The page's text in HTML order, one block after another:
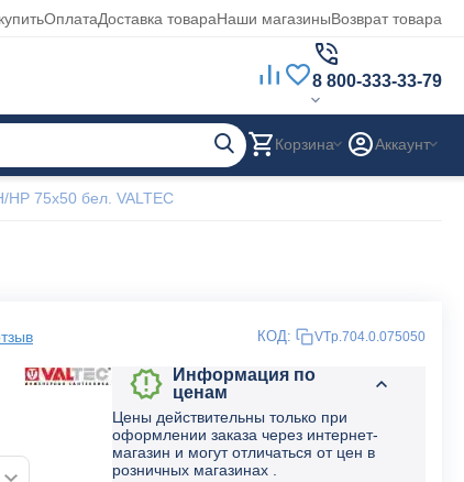
ОплатаДоставка товараНаши магазиныВозврат товара
8 800-333-33-79
Корзина Аккаунт
75x50 бел. VALTEC
КОД: VTp.704.0.075050
Информация по
ценам
Цены действительны только при
оформлении заказа через интернет-
магазин и могут отличаться от цен в
розничных магазинах .